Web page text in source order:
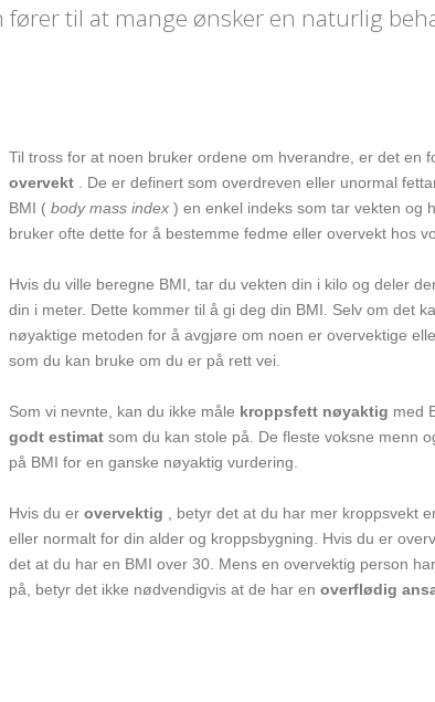
til at mange ønsker en naturlig
Til tross for at noen bruker ordene om hverandre, er det en
overvekt . De er definert som overdreven eller unormal
BMI ( body mass index ) en enkel indeks som tar vekten og
bruker ofte dette for å bestemme fedme eller overvekt hos
Hvis du ville beregne BMI, tar du vekten din i kilo og deler
din i meter. Dette kommer til å gi deg din BMI. Selv om det
nøyaktige metoden for å avgjøre om noen er overvektige
som du kan bruke om du er på rett vei.
Som vi nevnte, kan du ikke måle kroppsfett nøyaktig med
godt estimat som du kan stole på. De fleste voksne menn
på BMI for en ganske nøyaktig vurdering.
Hvis du er overvektig , betyr det at du har mer kroppsvekt
eller normalt for din alder og kroppsbygning. Hvis du er
det at du har en BMI over 30. Mens en overvektig person
på, betyr det ikke nødvendigvis at de har en overflødig